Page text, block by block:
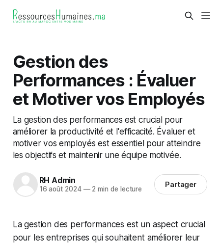
Gestion des
Performances : Évaluer
et Motiver vos Employés
La gestion des performances est crucial pour
améliorer la productivité et l'efficacité. Évaluer et
motiver vos employés est essentiel pour atteindre
les objectifs et maintenir une équipe motivée.
RH Admin
16 août 2024 —2 min de lecture Partager
La gestion des performances est un aspect crucial
pour les entreprises qui souhaitent améliorer leur